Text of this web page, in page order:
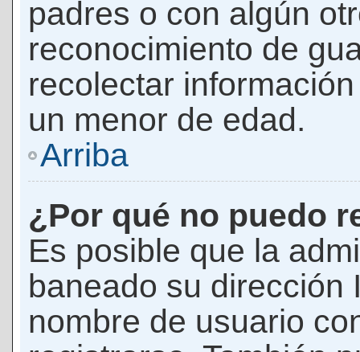
padres o con algún
reconocimiento de
recolectar
un menor de edad.
Arriba
¿Por qué no puedo
Es posible que la
baneado su dirección
nombre de usuario